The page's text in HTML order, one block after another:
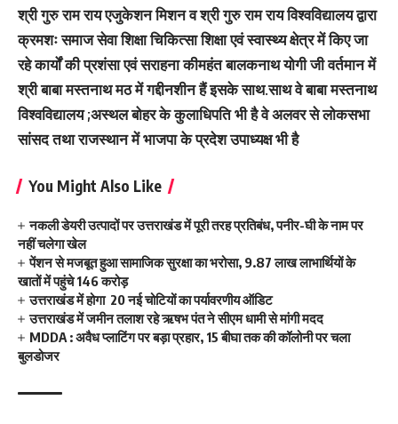
श्री गुरु राम राय एजुकेशन मिशन व श्री गुरु राम राय विश्वविद्यालय द्वारा
क्रमशः समाज सेवा शिक्षा चिकित्सा शिक्षा एवं स्वास्थ्य क्षेत्र में किए जा
रहे कार्यों की प्रशंसा एवं सराहना कीमहंत बालकनाथ योगी जी वर्तमान में
श्री बाबा मस्तनाथ मठ में गद्दीनशीन हैं इसके साथ.साथ वे बाबा मस्तनाथ
विश्वविद्यालय ;अस्थल बोहर के कुलाधिपति भी है वे अलवर से लोकसभा
सांसद तथा राजस्थान में भाजपा के प्रदेश उपाध्यक्ष भी है
You Might Also Like
नकली डेयरी उत्पादों पर उत्तराखंड में पूरी तरह प्रतिबंध, पनीर-घी के नाम पर
नहीं चलेगा खेल
पेंशन से मजबूत हुआ सामाजिक सुरक्षा का भरोसा, 9.87 लाख लाभार्थियों के
खातों में पहुंचे 146 करोड़
उत्तराखंड में होगा 20 नई चोटियों का पर्यावरणीय ऑडिट
उत्तराखंड में जमीन तलाश रहे ऋषभ पंत ने सीएम धामी से मांगी मदद
MDDA : अवैध प्लाटिंग पर बड़ा प्रहार, 15 बीघा तक की कॉलोनी पर चला
बुलडोजर